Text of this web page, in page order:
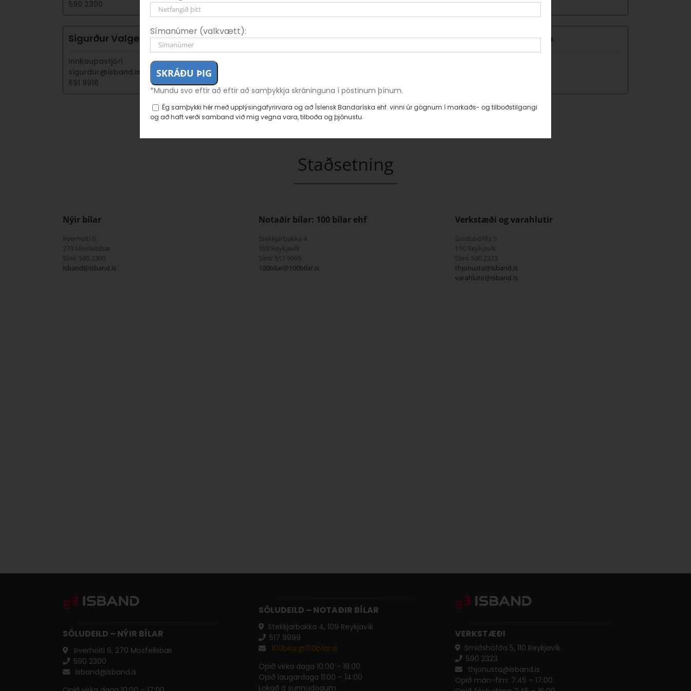
590 2300
590 2304 / 620 2304
620 2310
Sigurður Valgeir Óskarsson
Innkaupastjóri
sigurdur@isband.is
691 9916
Stefán Ingi Guðmundsson Viðar Sveinbjörnsson
Staðsetning
Nýir bílar
Þverholti 6
270 Mosfellsbæ
Sími: 590 2300
isband@isband.is
Notaðir bílar: 100 bílar ehf
Stekkjarbakka 4
109 Reykjavík
Sími: 517 9999
100bilar@100bilar.is
Verkstæði og varahlutir
Smiðshöfða 5
110 Reykjavík
Sími: 590 2323
thjonusta@isband.is
varahlutir@isband.is
SÖLUDEILD – NÝIR BÍLAR
Þverholti 6, 270 Mosfellsbæ
590 ​2300
isband@isband.is
SÖLUDEILD – NOTAÐIR BÍLAR
Stekkjarbakka 4, 109 Reykjavík
517 ​9999
100bilar@100bilar.is
Opið virka daga 10:00 – 18:00
Opið laugardaga 11:00 – 14:00
Lokað á sunnudögum
VERKSTÆÐI
Smiðshöfða 5, 110 Reykjavík
590 ​​2323
thjonusta@isband.is
Opið mán-fim: 7:45 – 17:00
Símanúmer (valkvætt):
*Mundu svo eftir að eftir að samþykkja skráninguna í póstinum þínum.
Ég samþykki hér með upplýsingafyrirvara og að Íslensk Bandaríska ehf. vinni úr gögnum í markaðs- og tilboðstilgangi
og að haft verði samband við mig vegna vara, tilboða og þjónustu.